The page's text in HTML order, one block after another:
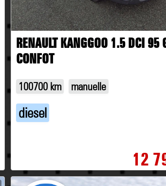
RENAULT KANGGOO 1.5 DCI 95
CONFOT
100700 km manuelle
diesel
12